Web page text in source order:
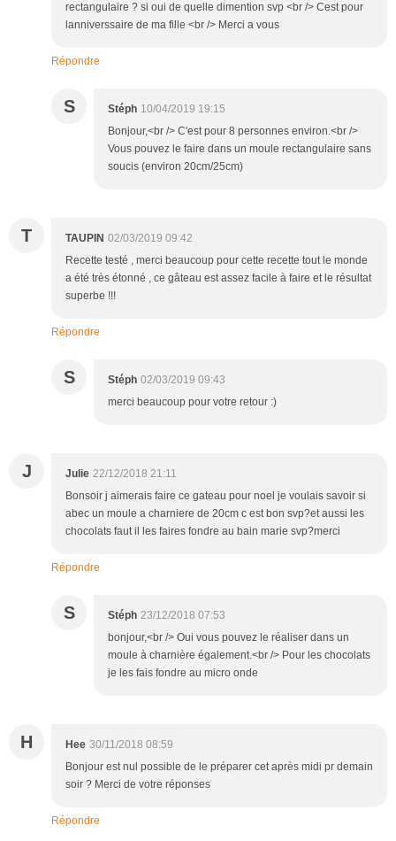
rectangulaire ? si oui de quelle dimention svp <br /> Cest pour
lanniverssaire de ma fille <br /> Merci a vous
Répondre
S Stéph 10/04/2019 19:15
Bonjour,<br /> C'est pour 8 personnes environ.<br />
Vous pouvez le faire dans un moule rectangulaire sans
soucis (environ 20cm/25cm)
T TAUPIN 02/03/2019 09:42
Recette testé , merci beaucoup pour cette recette tout le monde
a été très étonné , ce gâteau est assez facile à faire et le résultat
superbe !!!
Répondre
S Stéph 02/03/2019 09:43
merci beaucoup pour votre retour :)
J Julie 22/12/2018 21:11
Bonsoir j aimerais faire ce gateau pour noel je voulais savoir si
abec un moule a charniere de 20cm c est bon svp?et aussi les
chocolats faut il les faires fondre au bain marie svp?merci
Répondre
S Stéph 23/12/2018 07:53
bonjour,<br /> Oui vous pouvez le réaliser dans un
moule à charnière également.<br /> Pour les chocolats
je les fais fondre au micro onde
H Hee 30/11/2018 08:59
Bonjour est nul possible de le préparer cet après midi pr demain
soir ? Merci de votre réponses
Répondre